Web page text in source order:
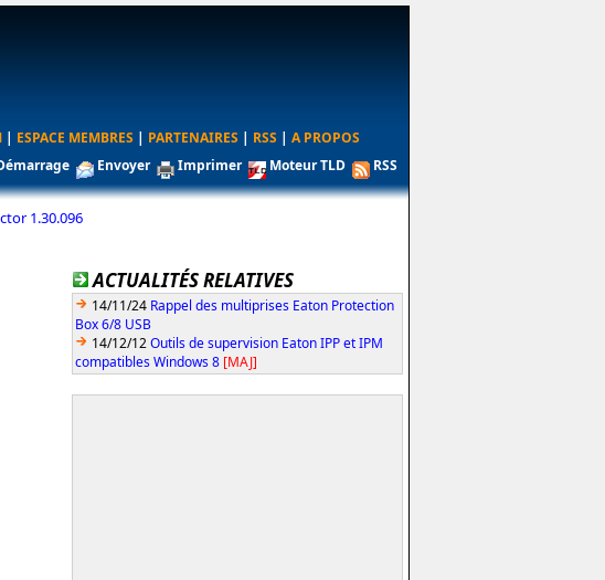
| ESPACE MEMBRES | PARTENAIRES | RSS | A PROPOS
Envoyer Imprimer Moteur TLD RSS
1.30.096
ACTUALITÉS RELATIVES
14/11/24 Rappel des multiprises Eaton Protection
Box 6/8 USB
14/12/12Outils de supervision Eaton IPP et IPM
compatibles Windows 8 [MAJ]